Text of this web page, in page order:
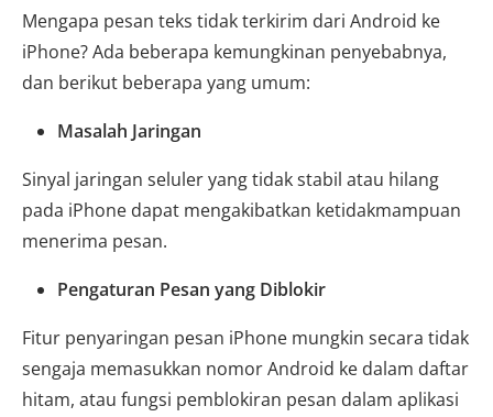
Mengapa pesan teks tidak terkirim dari Android ke
iPhone? Ada beberapa kemungkinan penyebabnya,
dan berikut beberapa yang umum:
Masalah Jaringan
Sinyal jaringan seluler yang tidak stabil atau hilang
pada iPhone dapat mengakibatkan ketidakmampuan
menerima pesan.
Pengaturan Pesan yang Diblokir
Fitur penyaringan pesan iPhone mungkin secara tidak
sengaja memasukkan nomor Android ke dalam daftar
hitam, atau fungsi pemblokiran pesan dalam aplikasi